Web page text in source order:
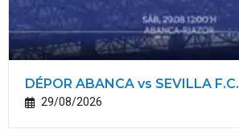
DÉPOR ABANCA vs SEVILLA F.C.
29/08/2026